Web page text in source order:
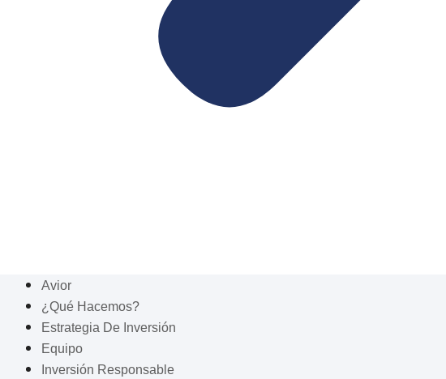
Avior
¿Qué Hacemos?
Estrategia De Inversión
Equipo
Inversión Responsable